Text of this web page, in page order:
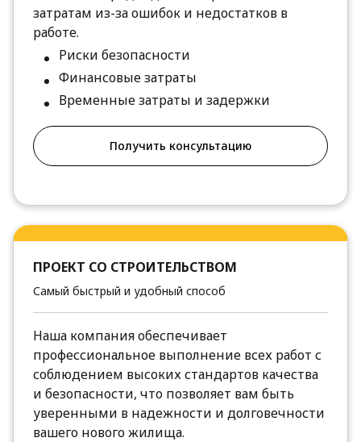
затратам из-за ошибок и недостатков в
работе.
Риски безопасности
Финансовые затраты
Временные затраты и задержки
Получить консультацию
ПРОЕКТ СО СТРОИТЕЛЬСТВОМ
Самый быстрый и удобный способ
Наша компания обеспечивает
профессиональное выполнение всех работ с
соблюдением высоких стандартов качества
и безопасности, что позволяет вам быть
уверенными в надежности и долговечности
вашего нового жилища.